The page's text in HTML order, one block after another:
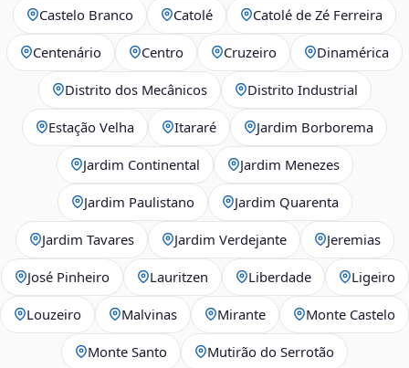
Castelo Branco Catolé Catolé de Zé Ferreira
Centenário Centro Cruzeiro Dinamérica
Distrito dos Mecânicos Distrito Industrial
Estação Velha Itararé Jardim Borborema
Jardim Continental Jardim Menezes
Jardim Paulistano Jardim Quarenta
Jardim Tavares Jardim Verdejante Jeremias
José Pinheiro Lauritzen Liberdade Ligeiro
Louzeiro Malvinas Mirante Monte Castelo
Monte Santo Mutirão do Serrotão